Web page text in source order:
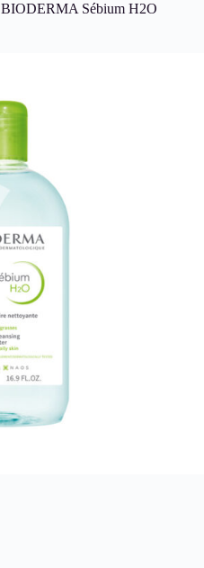
BIODERMA Sébium H2O